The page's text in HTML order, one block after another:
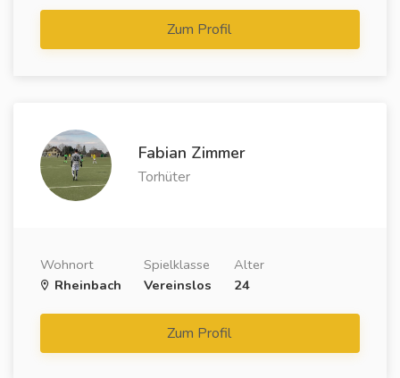
Zum Profil
Fabian Zimmer
Torhüter
Wohnort
Rheinbach
Spielklasse
Vereinslos
Alter
24
Zum Profil